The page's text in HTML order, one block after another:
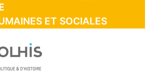
ET SOCIALES